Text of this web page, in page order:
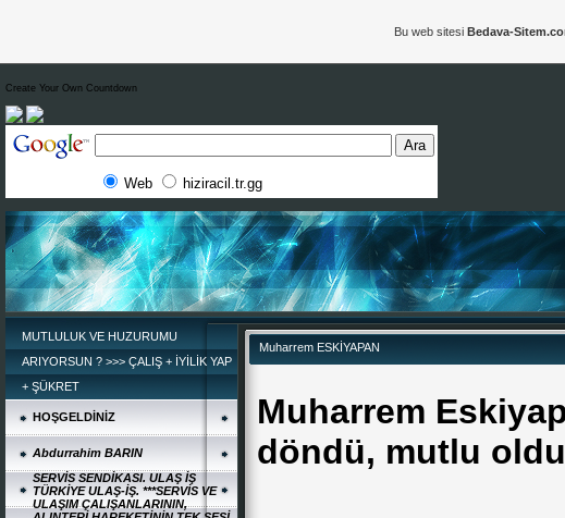
Create Your Own Countdown
Web hiziracil.tr.gg
MUTLULUK VE HUZURUMU
ARIYORSUN ? >>> ÇALIŞ + İYİLİK YAP
+ ŞÜKRET
HOŞGELDİNİZ
Abdurrahim BARIN
SERVİS SENDİKASI. ULAŞ İŞ
TÜRKİYE ULAŞ-İŞ. ***SERVİS VE
ULAŞIM ÇALIŞANLARININ,
Muharrem ESKİYAPAN
Muharrem
döndü, mutlu
Bu web sitesi Bedava-